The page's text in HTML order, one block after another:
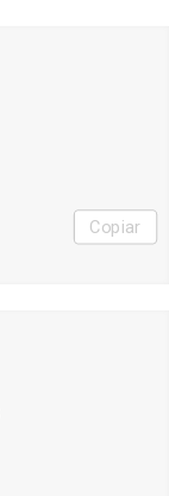
Copiar